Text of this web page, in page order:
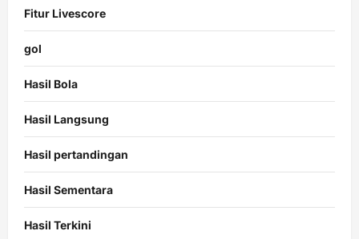
Fitur Livescore
gol
Hasil Bola
Hasil Langsung
Hasil pertandingan
Hasil Sementara
Hasil Terkini